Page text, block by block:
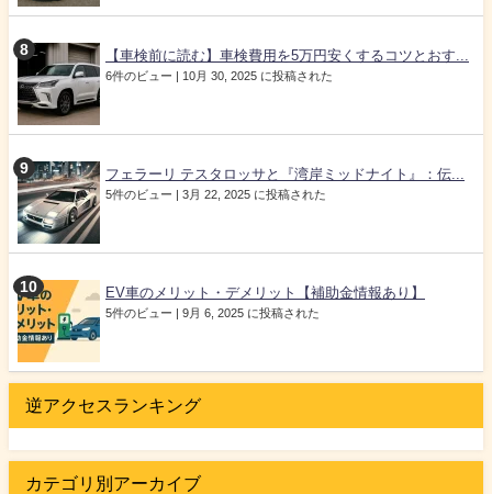
【車検前に読む】車検費用を5万円安くするコツとおす...
6件のビュー | 10月 30, 2025 に投稿された
フェラーリ テスタロッサと『湾岸ミッドナイト』：伝...
5件のビュー | 3月 22, 2025 に投稿された
EV車のメリット・デメリット【補助金情報あり】
5件のビュー | 9月 6, 2025 に投稿された
逆アクセスランキング
カテゴリ別アーカイブ